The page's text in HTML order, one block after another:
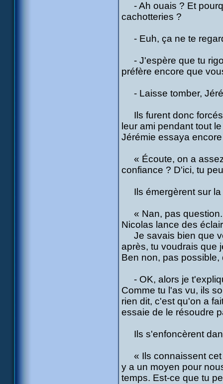
- Ah ouais ? Et
cachotteries ?
- Euh, ça ne te
- J'espère que tu
préfère encore que
- Laisse tomber,
Ils furent donc forcés
leur ami pendant tout
Jérémie essaya
« Écoute, on a
confiance ? D'ici, tu
Ils émergèrent sur la
« Nan, pas question.
Nicolas lance des
Je savais bien que
après, tu voudrais que
Ben non, pas possible,
- OK, alors je
Comme tu l'as vu, ils
rien dit, c'est qu'on a
essaie de le résoudre
Ils s'enfoncèrent
« Ils connaissent cet
y a un moyen pour
temps. Est-ce que tu